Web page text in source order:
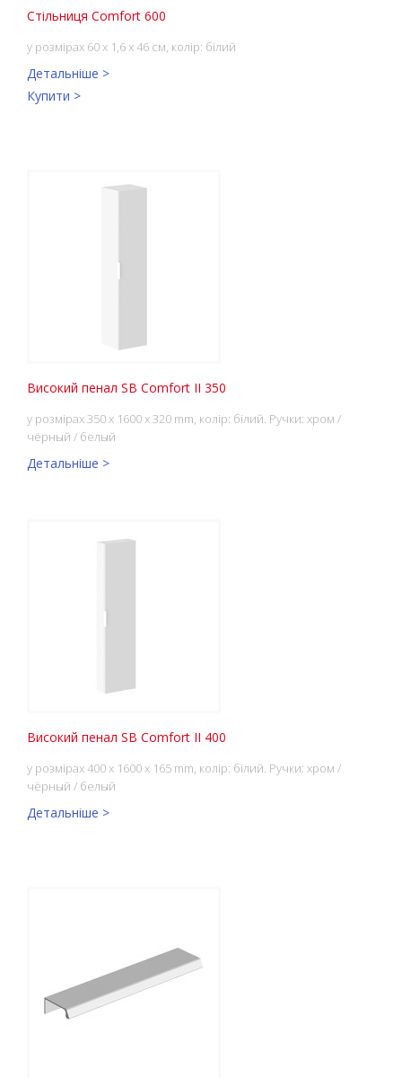
Стільниця Comfort 600
у розмірах 60 x 1,6 x 46 см, колір: білий
Детальніше >
Купити >
Високий пенал SB Comfort II 350
у розмірах 350 x 1600 x 320 mm, колір: білий. Ручки: хром /
чёрный / белый
Детальніше >
Високий пенал SB Comfort II 400
у розмірах 400 x 1600 x 165 mm, колір: білий. Ручки: хром /
чёрный / белый
Детальніше >